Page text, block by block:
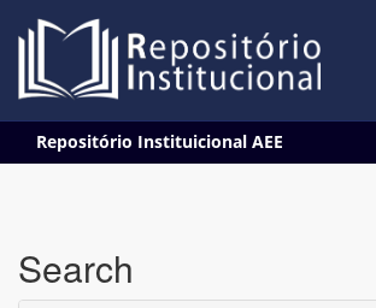
navigation
Repositório Instituicional AEE
Search